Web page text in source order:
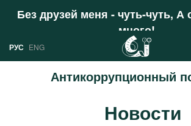
Без друзей меня - чуть-чуть, А
много!
Поддержать
РУС ENG
Антикоррупционный
Новости